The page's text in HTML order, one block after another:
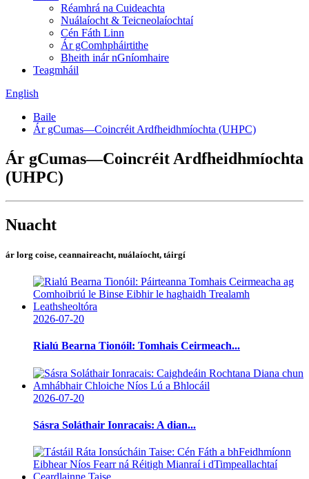
Réamhrá na Cuideachta
Nuálaíocht & Teicneolaíochtaí
Cén Fáth Linn
Ár gComhpháirtithe
Bheith inár nGníomhaire
Teagmháil
English
Baile
Ár gCumas—Coincréit Ardfheidhmíochta (UHPC)
Ár gCumas—Coincréit Ardfheidhmíochta
(UHPC)
Nuacht
ár lorg coise, ceannaireacht, nuálaíocht, táirgí
2026-07-20
Rialú Bearna Tionóil: Tomhais Ceirmeach...
2026-07-20
Sásra Soláthair Ionracais: A dian...